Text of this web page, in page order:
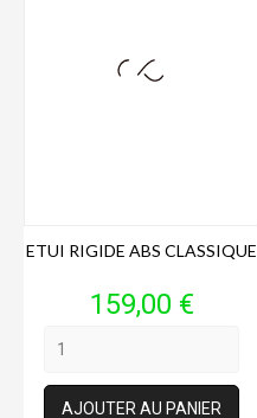
ETUI RIGIDE ABS CLASSIQUE
Prix
159,00 €
AJOUTER AU PANIER